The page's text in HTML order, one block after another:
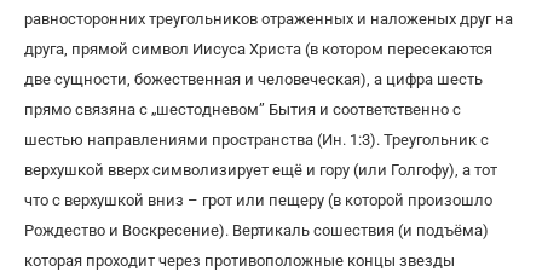
равносторонних треугольников отраженных и наложеных друг на
друга, прямой символ Иисуса Христа (в котором пересекаются
две сущности, божественная и человеческая), а цифра шесть
прямо связяна с „шестодневом” Бытия и соответственно с
шестью направлениями пространства (Ин. 1:3). Треугольник с
верхушкой вверх символизирует ещё и гору (или Голгофу), а тот
что с верхушкой вниз – грот или пещеру (в которой произошло
Рождество и Воскресение). Вертикаль сошествия (и подъёма)
которая проходит через противоположные концы звезды